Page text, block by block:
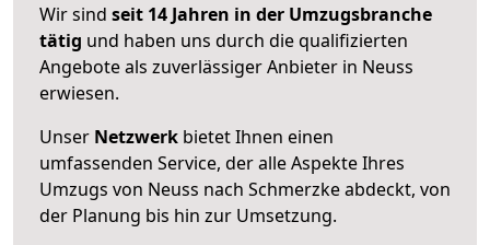
Wir sind seit 14 Jahren in der Umzugsbranche
tätig und haben uns durch die qualifizierten
Angebote als zuverlässiger Anbieter in Neuss
erwiesen.
Unser Netzwerk bietet Ihnen einen
umfassenden Service, der alle Aspekte Ihres
Umzugs von Neuss nach Schmerzke abdeckt, von
der Planung bis hin zur Umsetzung.